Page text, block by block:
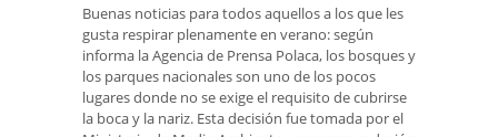
Buenas noticias para todos aquellos a los que les
gusta respirar plenamente en verano: según
informa la Agencia de Prensa Polaca, los bosques y
los parques nacionales son uno de los pocos
lugares donde no se exige el requisito de cubrirse
la boca y la nariz. Esta decisión fue tomada por el